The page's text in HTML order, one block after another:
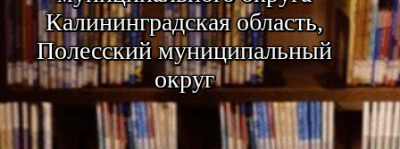
Калининградская область,
Полесский муниципальный
округ